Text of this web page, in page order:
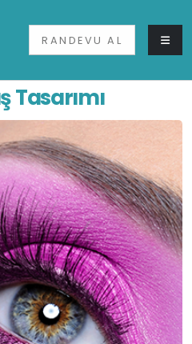
RANDEVU AL
Tasarımı